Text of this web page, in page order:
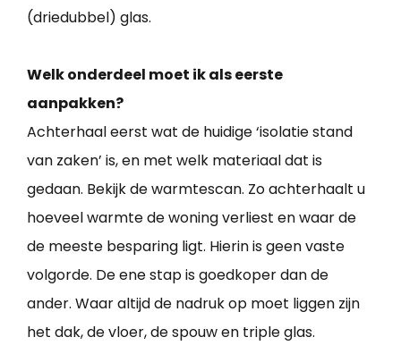
(driedubbel) glas.
Welk onderdeel moet ik als eerste
aanpakken?
Achterhaal eerst wat de huidige ‘isolatie stand
van zaken’ is, en met welk materiaal dat is
gedaan. Bekijk de warmtescan. Zo achterhaalt u
hoeveel warmte de woning verliest en waar de
de meeste besparing ligt. Hierin is geen vaste
volgorde. De ene stap is goedkoper dan de
ander. Waar altijd de nadruk op moet liggen zijn
het dak, de vloer, de spouw en triple glas.